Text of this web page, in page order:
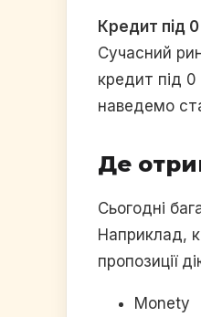
Кредит під 0
Сучасний
кредит під
наведемо
Де
Сьогодні
Наприклад,
пропозиції
Monety